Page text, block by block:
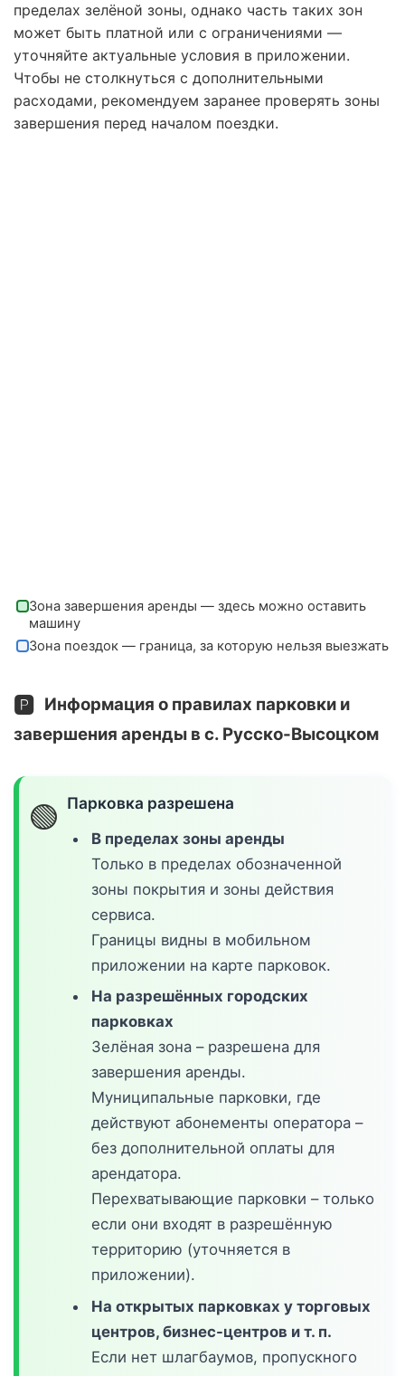
пределах зелёной зоны, однако часть таких зон
может быть платной или с ограничениями —
уточняйте актуальные условия в приложении.
Чтобы не столкнуться с дополнительными
расходами, рекомендуем заранее проверять зоны
завершения перед началом поездки.
Зона завершения аренды — здесь можно оставить
машину
Зона поездок — граница, за которую нельзя выезжать
🅿️ Информация о правилах парковки и
завершения аренды в с. Русско-Высоцком
🟢 Парковка разрешена
В пределах зоны аренды
Только в пределах обозначенной
зоны покрытия и зоны действия
сервиса.
Границы видны в мобильном
приложении на карте парковок.
На разрешённых городских
парковках
Зелёная зона – разрешена для
завершения аренды.
Муниципальные парковки, где
действуют абонементы оператора –
без дополнительной оплаты для
арендатора.
Перехватывающие парковки – только
если они входят в разрешённую
территорию (уточняется в
приложении).
На открытых парковках у торговых
центров, бизнес-центров и т. п.
Если нет шлагбаумов, пропускного